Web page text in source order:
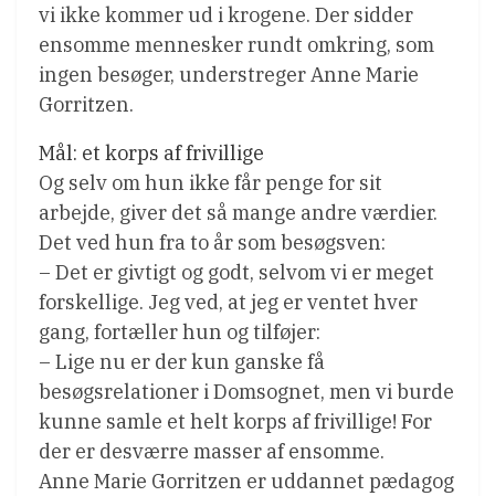
vi ikke kommer ud i krogene. Der sidder
ensomme mennesker rundt omkring, som
ingen besøger, understreger Anne Marie
Gorritzen.
Mål: et korps af frivillige
Og selv om hun ikke får penge for sit
arbejde, giver det så mange andre værdier.
Det ved hun fra to år som besøgsven:
– Det er givtigt og godt, selvom vi er meget
forskellige. Jeg ved, at jeg er ventet hver
gang, fortæller hun og tilføjer:
– Lige nu er der kun ganske få
besøgsrelationer i Domsognet, men vi burde
kunne samle et helt korps af frivillige! For
der er desværre masser af ensomme.
Anne Marie Gorritzen er uddannet pædagog